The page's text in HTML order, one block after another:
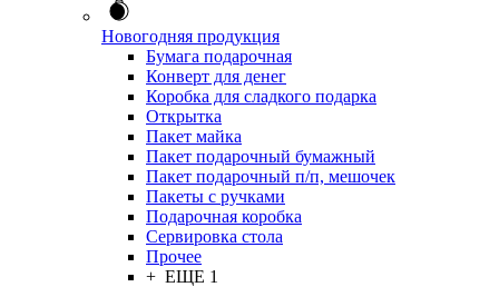
Новогодняя продукция
Бумага подарочная
Конверт для денег
Коробка для сладкого подарка
Открытка
Пакет майка
Пакет подарочный бумажный
Пакет подарочный п/п, мешочек
Пакеты с ручками
Подарочная коробка
Сервировка стола
Прочее
+ ЕЩЕ 1